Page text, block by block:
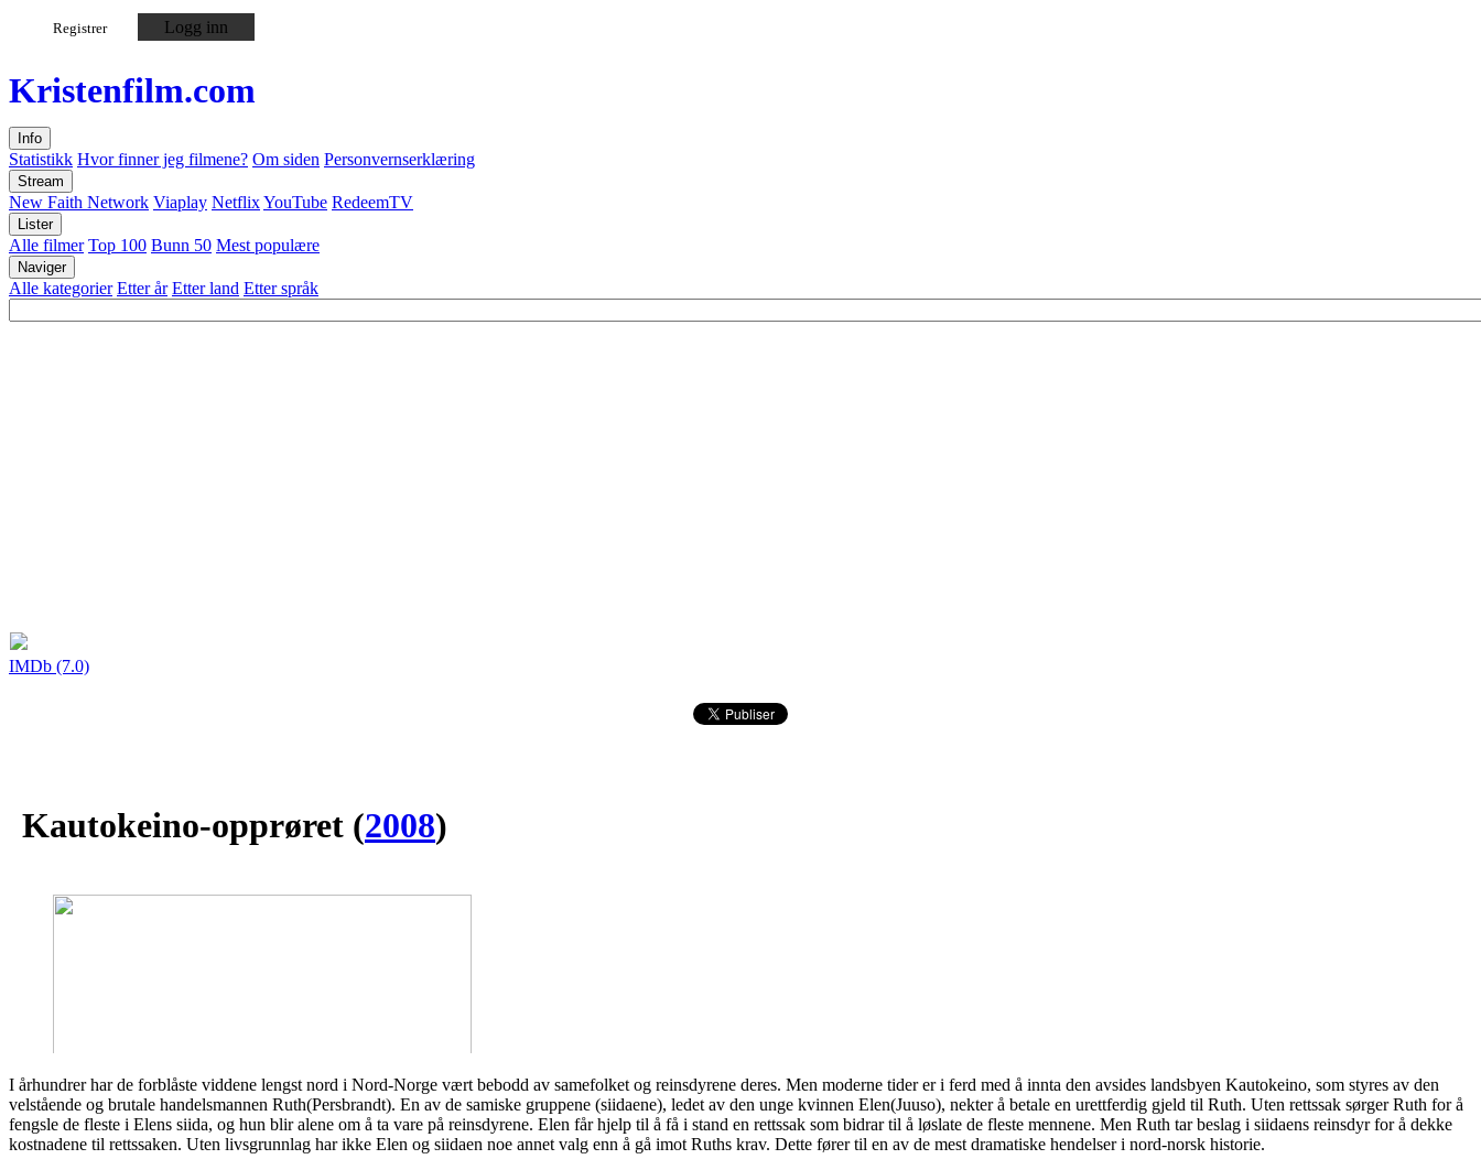
Registrer Logg inn
Kristenfilm.com
Info
Statistikk Hvor finner jeg filmene? Om siden Personvernserklæring
Stream
New Faith Network Viaplay NetflixYouTube RedeemTV
Lister
Alle filmer Top 100 Bunn 50 Mest populære
Naviger
Alle kategorier Etter år Etter land Etter språk
IMDb (7.0)
Kautokeino-opprøret (2008)
I århundrer har de forblåste viddene lengst nord i Nord-Norge vært bebodd av samefolket og reinsdyrene deres. Men moderne tider er i ferd med å innta den avsides landsbyen Kautokeino, som styres av den
velstående og brutale handelsmannen Ruth(Persbrandt). En av de samiske gruppene (siidaene), ledet av den unge kvinnen Elen(Juuso), nekter å betale en urettferdig gjeld til Ruth. Uten rettssak sørger Ruth for å
fengsle de fleste i Elens siida, og hun blir alene om å ta vare på reinsdyrene. Elen får hjelp til å få i stand en rettssak som bidrar til å løslate de fleste mennene. Men Ruth tar beslag i siidaens reinsdyr for å dekke
kostnadene til rettssaken. Uten livsgrunnlag har ikke Elen og siidaen noe annet valg enn å gå imot Ruths krav. Dette fører til en av de mest dramatiske hendelser i nord-norsk historie.